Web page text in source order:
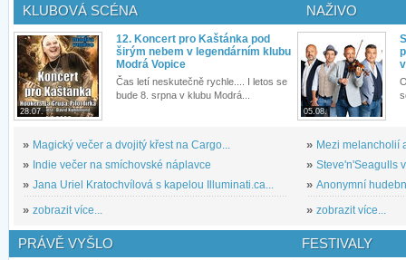
KLUBOVÁ SCÉNA
28.07.
12. Koncert pro Kaštánka pod
širým nebem v legendárním klubu
Modrá Vopice
Čas letí neskutečně rychle.... I letos se
bude 8. srpna v klubu Modrá...
» Magický večer a dvojitý křest na Cargo...
» Indie večer na smíchovské náplavce
» Jana Uriel Kratochvílová s kapelou Illuminati.ca...
» zobrazit více...
NAŽIVO
05.08.
» Mezi melancholií
» Steve'n'Seagulls
» Anonymní
» zobrazit více...
PRÁVĚ VYŠLO FESTIVALY